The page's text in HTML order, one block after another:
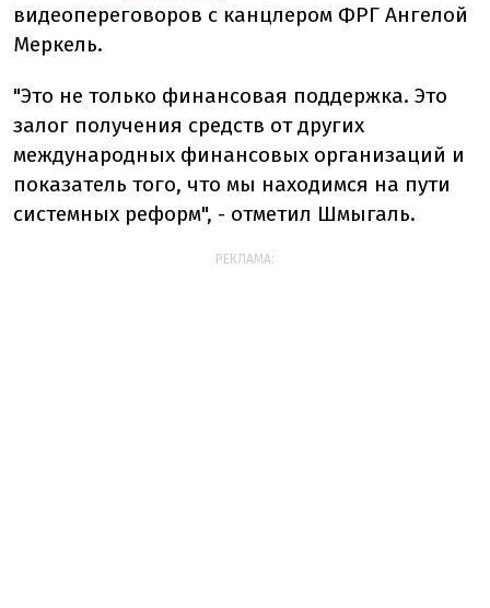
видеопереговоров с канцлером ФРГ Ангелой
Меркель.
"Это не только финансовая поддержка. Это
залог получения средств от других
международных финансовых организаций и
показатель того, что мы находимся на пути
системных реформ", - отметил Шмыгаль.
РЕКЛАМА: